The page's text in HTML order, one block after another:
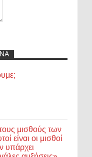
μισθούς των
είναι οι μισθοί
υπάρχει